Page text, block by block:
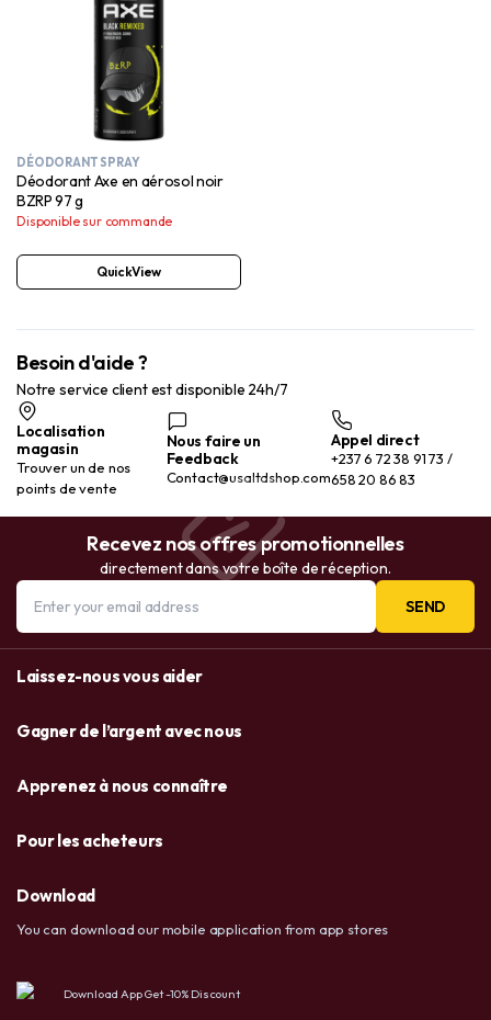
DÉODORANT SPRAY
Déodorant Axe en aérosol noir
BZRP 97 g
Disponible sur commande
QuickView
Besoin d'aide ?
Notre service client est disponible 24h/7
Localisation
magasin
Trouver un de nos
points de vente
Nous faire un
Feedback
Contact@usaltdshop.com
Appel direct
+237 6 72 38 91 73 /
658 20 86 83
Recevez nos offres promotionnelles
directement dans votre boîte de réception.
SEND
Laissez-nous vous aider
Gagner de l’argent avec nous
Apprenez à nous connaître
Pour les acheteurs
Download
You can download our mobile application from app stores
Download App Get -10% Discount